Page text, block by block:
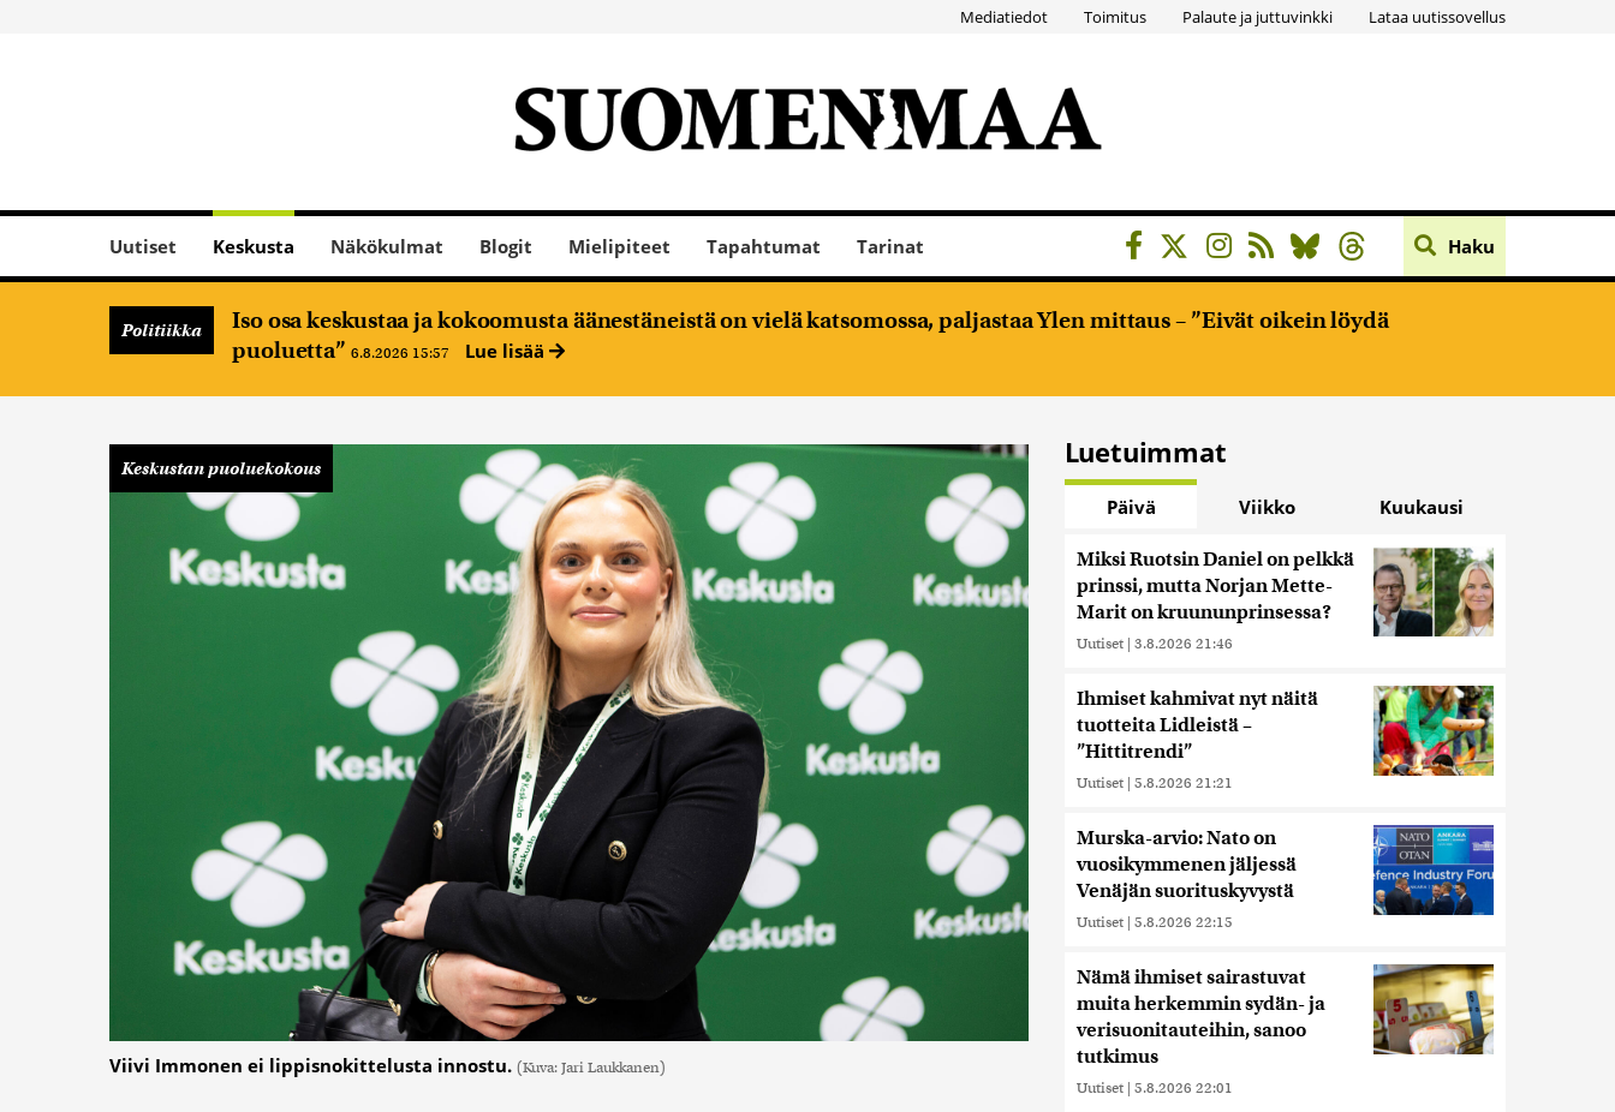
Mediatiedot Toimitus Palaute ja juttuvinkki Lataa uutissovellus
Uutiset Keskusta Näkökulmat Blogit Mielipiteet Tapahtumat Tarinat Haku
Politiikka
Iso osa keskustaa ja kokoomusta äänestäneistä on vielä katsomossa, paljastaa Ylen mittaus – ”Eivät oikein löydä
puoluetta” 6.8.2026 15:57 Lue lisää
Keskustan puoluekokous
Viivi Immonen ei lippisnokittelusta innostu. (Kuva: Jari Laukkanen)
Luetuimmat
Päivä Viikko Kuukausi
Miksi Ruotsin Daniel on pelkkä
prinssi, mutta Norjan Mette-
Marit on kruununprinsessa?
Uutiset | 3.8.2026 21:46
Ihmiset kahmivat nyt näitä
tuotteita Lidleistä –
”Hittitrendi”
Uutiset | 5.8.2026 21:21
Murska-arvio: Nato on
vuosikymmenen jäljessä
Venäjän suorituskyvystä
Uutiset | 5.8.2026 22:15
Nämä ihmiset sairastuvat
muita herkemmin sydän- ja
verisuonitauteihin, sanoo
tutkimus
Uutiset | 5.8.2026 22:01